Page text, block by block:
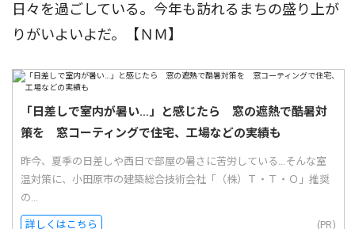
日々を過ごしている。今年も訪れるまちの盛り上が
りがいよいよだ。【ＮＭ】
「日差しで室内が暑い…」と感じたら 窓の遮熱で酷暑対
策を 窓コーティングで住宅、工場などの実績も
昨今、夏季の日差しや西日で部屋の暑さに苦労している...そんな室
温対策に、小田原市の建築総合技術会社「（株）Ｔ・Ｔ・Ｏ」推奨
の...
詳しくはこちら (PR)